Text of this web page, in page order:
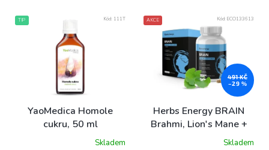
V
ýTIP
YaoMedica Homole
cukru, 50 ml
Skladem
Kód: 111T AKCE
491 KČ
–29 %
Herbs Energy BRAIN
Brahmi, Lion's Mane +
Ginkgo, 60 kapslíSkladem
Kód: ECO133613